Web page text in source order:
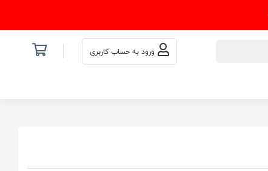
ورود به حساب کاربری